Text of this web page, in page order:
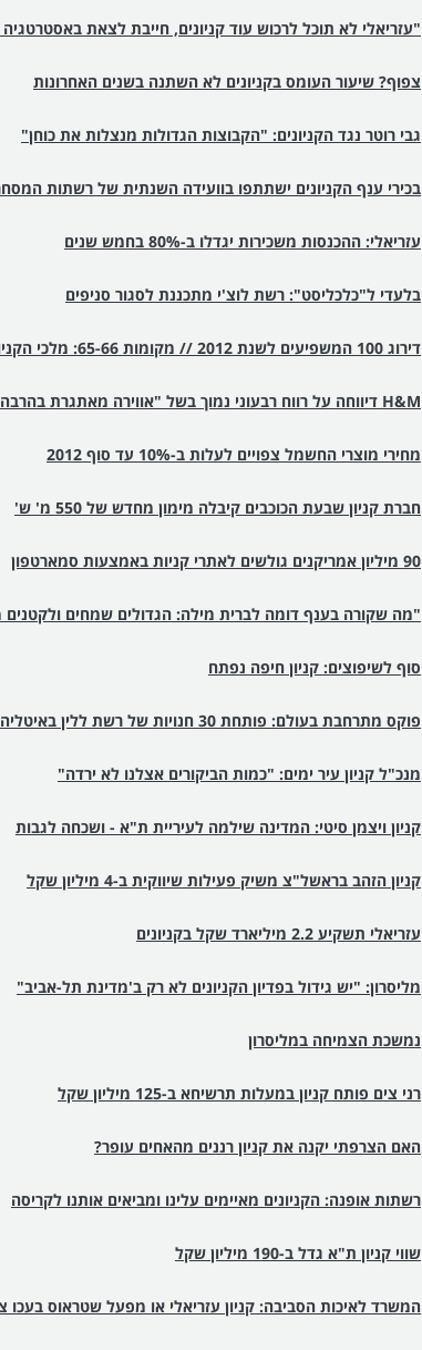
"עזריאלי לא תוכל לרכוש עוד קניונים, חייבת לצאת
צפוף? שיעור העומס בקניונים לא השתנה בשנים האחרונות
גבי רוטר נגד הקניונים: "הקבוצות הגדולות מנצלות את כוחן"
בכירי ענף הקניונים ישתתפו בוועידה השנתית של רשתות
עזריאלי: ההכנסות משכירות יגדלו ב-80% בחמש שנים
בלעדי ל"כלכליסט": רשת לוצ'י מתכננת לסגור סניפים
דירוג 100 המשפיעים לשנת 2012 // מקומות 65-66: מלכי הקניונים
H&M דיווחה על רווח רבעוני נמוך בשל "אווירה מאתגרת בהרבה שווקים"
מחירי מוצרי החשמל צפויים לעלות ב-10% עד סוף 2012
חברת קניון שבעת הכוכבים קיבלה מימון מחדש של 550 מ' ש'
90 מיליון אמריקנים גולשים לאתרי קניות באמצעות סמארטפון
"מה שקורה בענף דומה לברית מילה: הגדולים שמחים
סוף לשיפוצים: קניון חיפה נפתח
פוקס מתרחבת בעולם: פותחת 30 חנויות של רשת ללין באיטליה
מנכ"ל קניון עיר ימים: "כמות הביקורים אצלנו לא ירדה"
קניון ויצמן סיטי: המדינה שילמה לעיריית ת"א - ושכחה לגבות
קניון הזהב בראשל"צ משיק פעילות שיווקית ב-4 מיליון שקל
עזריאלי תשקיע 2.2 מיליארד שקל בקניונים
מליסרון: "יש גידול בפדיון הקניונים לא רק ב'מדינת תל-אביב"
נמשכת הצמיחה במליסרון
רני צים פותח קניון במעלות תרשיחא ב-125 מיליון שקל
האם הצרפתי יקנה את קניון רננים מהאחים עופר?
רשתות אופנה: הקניונים מאיימים עלינו ומביאים אותנו לקריסה
שווי קניון ת"א גדל ב-190 מיליון שקל
המשרד לאיכות הסביבה: קניון עזריאלי או מפעל שטראוס בעכו